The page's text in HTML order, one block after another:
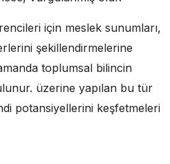
için meslek sunumları,
şekillendirmelerine
toplumsal bilincin
üzerine yapılan bu tür
potansiyellerini keşfetmeleri